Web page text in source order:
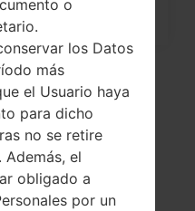
o
los Datos
más
el Usuario haya
para dicho
no se retire
el
obligado a
por un